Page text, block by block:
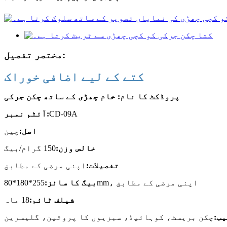
مختصر تفصیل:
کتے کے لیے اضافی خوراک
پروڈکٹ کا نام: خام چھڑی کے ساتھ چکن جرکی
آئٹم نمبر:CD-09A
اصل:چین
خالص وزن:150 گرام/بیگ
تفصیلات: اپنی مرضی کے مطابق
بیگ کا سائز:
255*180*80mm، اپنی مرضی کے مطابق
شیلف ٹائم:18 ماہ
چکن بریسٹ، کوہائیڈ، سبزیوں کا پروٹین، گلیسرین